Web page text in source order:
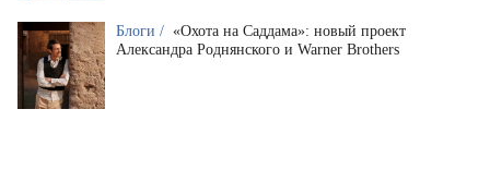
Блоги / «Охота на Саддама»: новый проект
Александра Роднянского и Warner Brothers